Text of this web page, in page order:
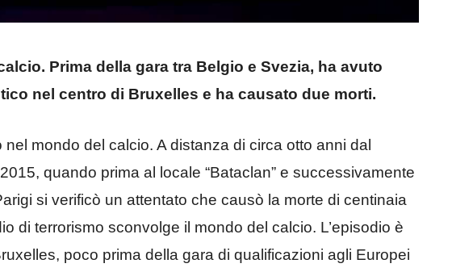
Prima della gara tra Belgio e Svezia, ha avuto
nel centro di Bruxelles e ha causato due morti.
mondo del calcio. A distanza di circa otto anni dal
quando prima al locale “Bataclan” e successivamente
si verificò un attentato che causò la morte di centinaia
di terrorismo sconvolge il mondo del calcio. L’episodio è
poco prima della gara di qualificazioni agli Europei